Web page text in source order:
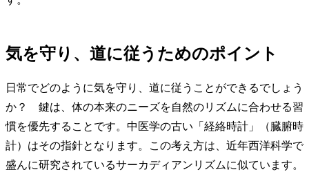
気を守り、道に従うためのポイント
日常でどのように気を守り、道に従うことができるでしょう
か？ 鍵は、体の本来のニーズを自然のリズムに合わせる習
慣を優先することです。中医学の古い「経絡時計」（臓腑時
計）はその指針となります。この考え方は、近年西洋科学で
盛んに研究されているサーカディアンリズムに似ています。